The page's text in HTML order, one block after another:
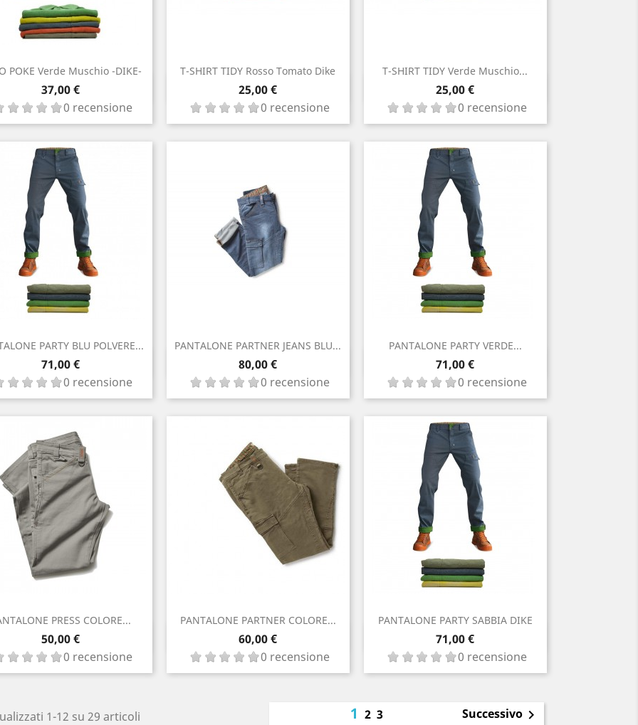
POKE Verde Muschio -DIKE-
Prezzo
37,00 €
0 recensione
Anteprima
T-SHIRT TIDY Rosso Tomato Dike
Prezzo
25,00 €
0 recensione
Anteprima
T-SHIRT TIDY Verde Muschio...
Prezzo
25,00 €
0 recensione
Anteprima
PARTY BLU POLVERE...
Prezzo
71,00 €
0 recensione
Anteprima
PANTALONE PARTNER JEANS BLU...
Prezzo
80,00 €
0 recensione
Anteprima
PANTALONE PARTY VERDE...
Prezzo
71,00 €
0 recensione
Anteprima
PRESS COLORE...
Prezzo
50,00 €
0 recensione
Anteprima
PANTALONE PARTNER COLORE...
Prezzo
60,00 €
0 recensione
Anteprima
PANTALONE PARTY SABBIA DIKE
Prezzo
71,00 €
0 recensione
Anteprima
1-12 su 29 articoli 123 Successivo